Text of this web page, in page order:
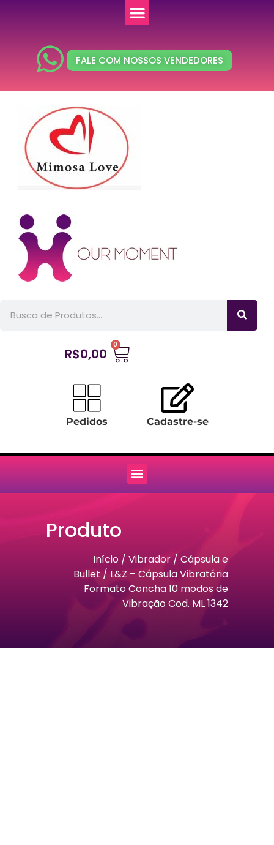
FALE COM NOSSOS VENDEDORES
R$0,00
0
Pedidos Cadastre-se
Produto
Início / Vibrador/ Cápsula e
Bullet / L&Z – Cápsula Vibratória
Formato Concha 10 modos de
Vibração Cod. ML 1342